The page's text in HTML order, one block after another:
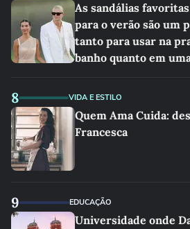
As sandálias
para o verão são um
tanto para usar na
banho quanto em
8 VIDA E ESTILO
Quem Ama Cuida:
Francesca
9 EDUCAÇÃO
Universidade onde